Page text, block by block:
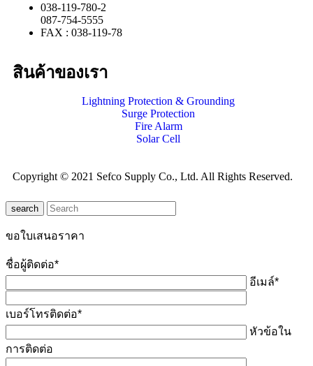
038-119-780-2
087-754-5555
FAX : 038-119-78
สินค้าของเรา
Lightning Protection & Grounding
Surge Protection
Fire Alarm
Solar Cell
Copyright © 2021 Sefco Supply Co., Ltd. All Rights Reserved.
search
ขอใบเสนอราคา
ชื่อผู้ติดต่อ*
อีเมล์*
เบอร์โทรติดต่อ*
หัวข้อใน
การติดต่อ